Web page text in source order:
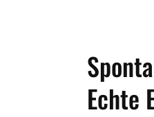
Echte